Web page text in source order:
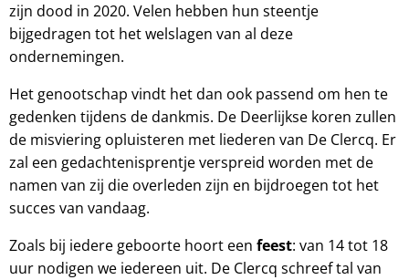
zijn dood in 2020. Velen hebben hun steentje
bijgedragen tot het welslagen van al deze
ondernemingen.
Het genootschap vindt het dan ook passend om hen te
gedenken tijdens de dankmis. De Deerlijkse koren zullen
de misviering opluisteren met liederen van De Clercq. Er
zal een gedachtenisprentje verspreid worden met de
namen van zij die overleden zijn en bijdroegen tot het
succes van vandaag.
Zoals bij iedere geboorte hoort een feest: van 14 tot 18
uur nodigen we iedereen uit. De Clercq schreef tal van